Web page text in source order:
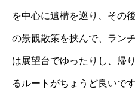
を中心に遺構を巡り、その
の景観散策を挟んで、ラン
は展望台でゆったりし、帰
るルートがちょうど良いです